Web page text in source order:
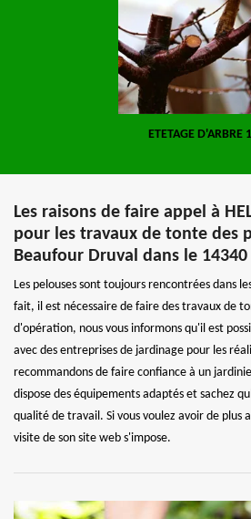
ETETAGE D'ARBRE
Les raisons de faire appel à
pour les travaux de tonte des
Beaufour Druval dans le 14340
Les pelouses sont toujours rencontrées dans
fait, il est nécessaire de faire des travaux de
d'opération, nous vous informons qu'il est
avec des entreprises de jardinage pour les
recommandons de faire confiance à un
dispose des équipements adaptés et sachez
qualité de travail. Si vous voulez avoir de plus
visite de son site web s'impose.